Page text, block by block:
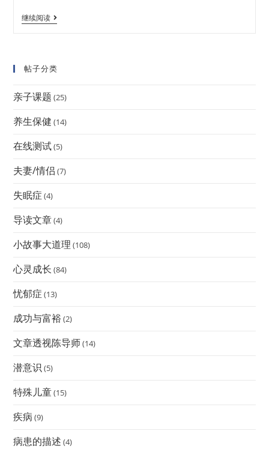
继续阅读
帖子分类
亲子课题 (25)
养生保健 (14)
在线测试(5)
夫妻/情侣 (7)
失眠症 (4)
导读文章(4)
小故事大道理 (108)
心灵成长 (84)
忧郁症 (13)
成功与富裕(2)
文章透视陈导师(14)
潜意识 (5)
特殊儿童(15)
疾病 (9)
病患的描述 (4)